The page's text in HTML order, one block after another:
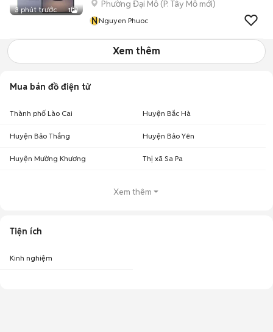
3 phút trước 1
Phường Đại Mỗ (P. Tây Mỗ mới)
NNguyen Phuoc
Xem thêm
Mua bán đồ điện tử
Thành phố Lào Cai Huyện Bắc Hà
Huyện Bảo Thắng Huyện Bảo Yên
Huyện Mường Khương Thị xã Sa Pa
Xem thêm
Tiện ích
Kinh nghiệm